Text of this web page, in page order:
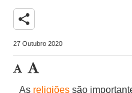
share
27 Outubro 2020
As religiões são